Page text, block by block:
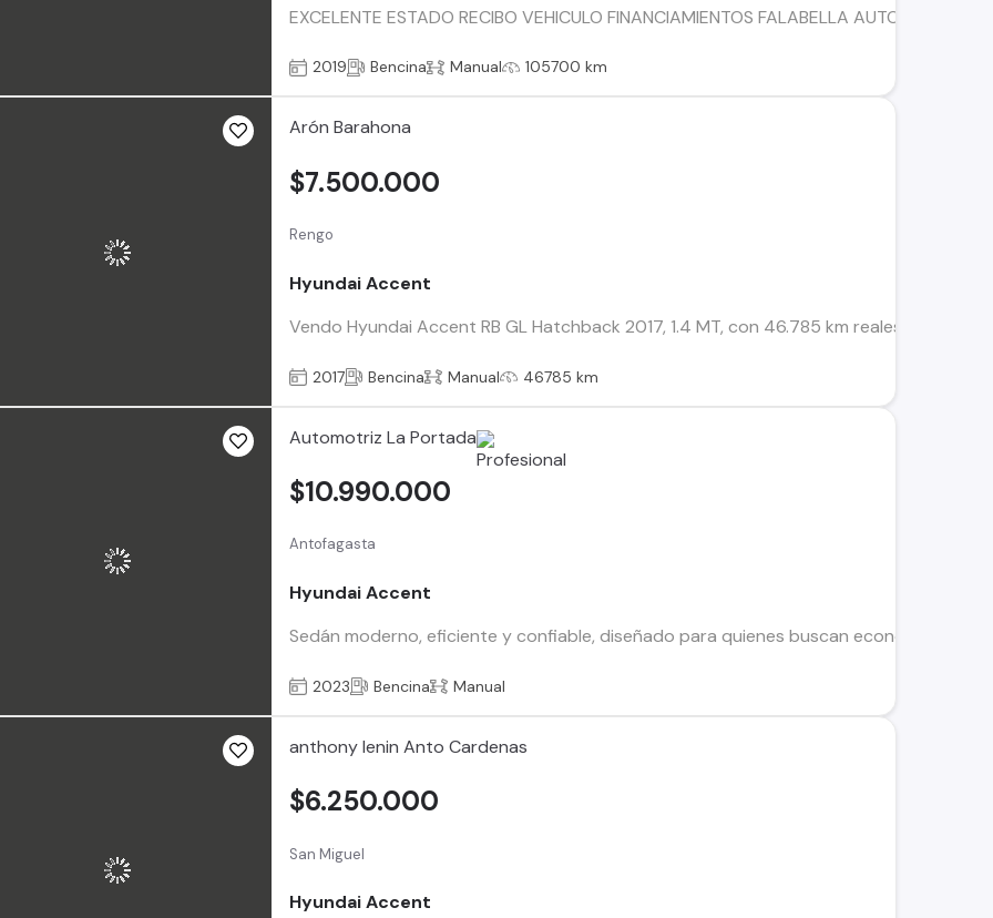
EXCELENTE ESTADO RECIBO VEHICULO FINANCIAMIENTOS FALABELLA AUTOFIN
2019 Bencina Manual 105700 km
Arón Barahona
Rengo
Hyundai Accent
Vendo Hyundai Accent RB GL Hatchback 2017, 1.4 MT, con 46.785 km reales. Venta
$7.500.000
2017 Bencina Manual 46785 km
Automotriz La Portada
Antofagasta
Hyundai Accent
Sedán moderno, eficiente y confiable, diseñado para quienes buscan economía,
$10.990.000
2023 Bencina Manual
anthony lenin Anto Cardenas
San Miguel
Hyundai Accent
$6.250.000